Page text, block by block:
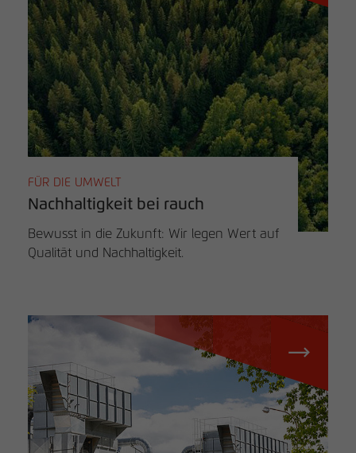
FÜR DIE UMWELT
Nachhaltigkeit bei rauch
Bewusst in die Zukunft: Wir legen Wert auf
Qualität und Nachhaltigkeit.